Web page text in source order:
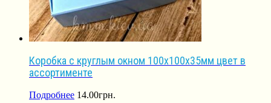
Коробка c круглым окном 100х100х35мм цвет в
ассортименте
Подробнее 14.00грн.